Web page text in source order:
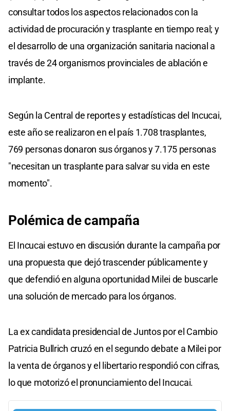
consultar todos los aspectos relacionados con la
actividad de procuración y trasplante en tiempo real; y
el desarrollo de una organización sanitaria nacional a
través de 24 organismos provinciales de ablación e
implante.
Según la Central de reportes y estadísticas del Incucai,
este año se realizaron en el país 1.708 trasplantes,
769 personas donaron sus órganos y 7.175 personas
"necesitan un trasplante para salvar su vida en este
momento".
Polémica de campaña
El Incucai estuvo en discusión durante la campaña por
una propuesta que dejó trascender públicamente y
que defendió en alguna oportunidad Milei de buscarle
una solución de mercado para los órganos.
La ex candidata presidencial de Juntos por el Cambio
Patricia Bullrich cruzó en el segundo debate a Milei por
la venta de órganos y el libertario respondió con cifras,
lo que motorizó el pronunciamiento del Incucai.